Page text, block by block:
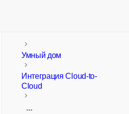
Умный дом
Интеграция Cloud-to-
Cloud